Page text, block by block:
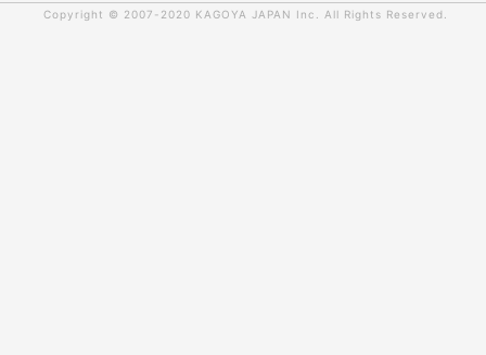
Copyright © 2007-2020 KAGOYA JAPAN Inc. All Rights Reserved.